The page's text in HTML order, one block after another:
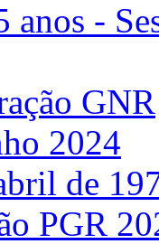
anos -
GNR
2024
de
PGR